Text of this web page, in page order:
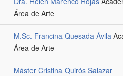
Área de Arte
M.Sc. Francina Quesada Ávila
Área de Arte
Máster Cristina Quirós Salazar